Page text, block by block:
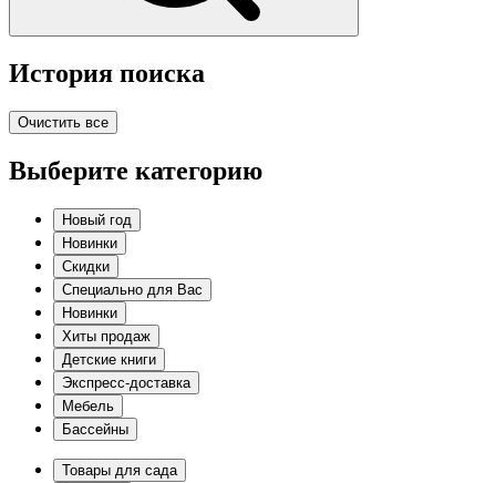
История поиска
Очистить все
Выберите категорию
Новый год
Новинки
Скидки
Специально для Вас
Новинки
Хиты продаж
Детские книги
Экспресс-доставка
Мебель
Бассейны
Товары для сада